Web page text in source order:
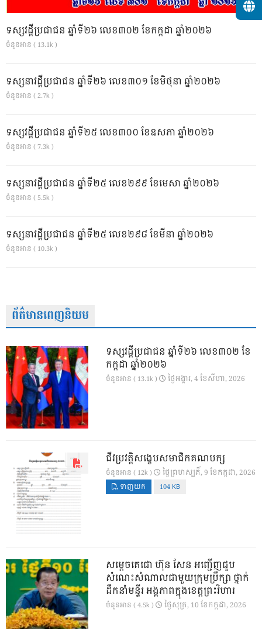
ទស្សវដ្តីប្រជាជន ឆ្នាំទី២៦ លេខ៣០២ ខែកក្កដា ឆ្នាំ២០២៦
ចំនួនអាន ( 13.1k )
ទស្សនាវដ្ដីប្រជាជន ឆ្នាំទី២៦ លេខ៣០១ ខែមិថុនា ឆ្នាំ២០២៦
ចំនួនអាន ( 2.7k )
ទស្សវដ្តីប្រជាជន ឆ្នាំទី២៥ លេខ៣០០ ខែឧសភា ឆ្នាំ២០២៦
ចំនួនអាន ( 7.3k )
ទស្សនាវដ្ដីប្រជាជន ឆ្នាំទី២៥ លេខ២៩៩ ខែមេសា ឆ្នាំ២០២៦
ចំនួនអាន ( 5.5k )
ទស្សនាវដ្ដីប្រជាជន ឆ្នាំទី២៥ លេខ២៩៨ ខែមីនា ឆ្នាំ២០២៦
ចំនួនអាន ( 10.3k )
ព័ត៌មានពេញនិយម
ទស្សវដ្តីប្រជាជន ឆ្នាំទី២៦ លេខ៣០២ ខែ
កក្កដា ឆ្នាំ២០២៦
ចំនួនអាន ( 13.1k ) ថ្ងៃ​អង្គារ, 4 ខែ​សីហា, 2026
ជីវប្រវត្តិសង្ខេបសមាជិកគណបក្ស
ចំនួនអាន ( 12k ) ថ្ងៃ​ព្រហស្បតិ៍, 9 ខែ​កក្កដា, 2026
ទាញយក 104 KB
សម្តេចតេជោ ហ៊ុន សែន អញ្ជើញជួប
សំណេះសំណាលជាមួយក្រុមប្រឹក្សា ថ្នាក់
ដឹកនាំមន្ទីរ អង្គភាពក្នុងខេត្តព្រះវិហារ
ចំនួនអាន ( 4.5k ) ថ្ងៃ​សុក្រ, 10 ខែ​កក្កដា, 2026